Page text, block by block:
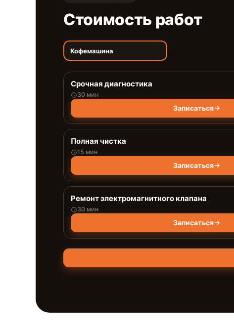
Стоимость работ
Кофемашина
Срочная диагностика
30 мин
Записаться
Полная чистка
15 мин
Записаться
Ремонт электромагнитного клапана
30 мин
Записаться